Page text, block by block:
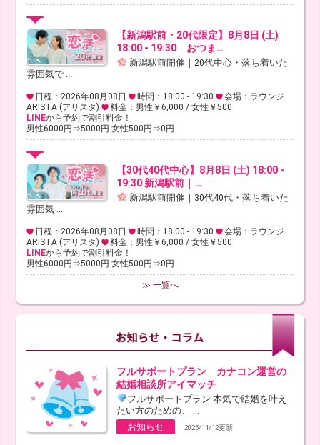
【新潟駅前・20代限定】8月8日 (土)
18:00 - 19:30 おつま…
新潟駅前開催｜20代中心・落ち着いた
雰囲気で ...
日程：2026年08月08日 時間：18:00 - 19:30
会場：ラウンジ
ARISTA (アリスタ)
料金：男性￥6,000 / 女性￥500
LINEから予約で割引料金！
男性6000円⇒5000円 女性500円⇒0円
【30代40代中心】8月8日 (土) 18:00 -
19:30 新潟駅前｜…
新潟駅前開催｜30代40代・落ち着いた
雰囲気 ...
日程：2026年08月08日 時間：18:00 - 19:30
会場：ラウンジ
ARISTA (アリスタ)
料金：男性￥6,000 / 女性￥500
LINEから予約で割引料金！
男性6000円⇒5000円 女性500円⇒0円
≫ 一覧へ
フルサポートプラン カナコン運営の
結婚相談所アイマッチ
フルサポートプラン 本気で結婚を叶え
たい方のための、 ...
お知らせ
2025/11/12更新